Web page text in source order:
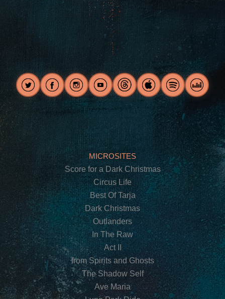
MICROSITES
Score for a Dark Christmas
Circus Life
Best Of Tarja
Dark Christmas
Outlanders
In The Raw
Act II
from Spirits and Ghosts
The Shadow Self
Ave Maria